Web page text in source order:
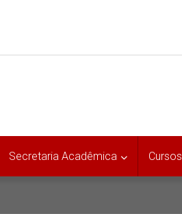
Secretaria Acadêmica Cursos